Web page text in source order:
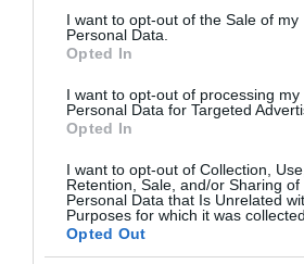
consent section.
I want to opt-out of the Sale of my
Personal Data.
Opted In
I want to opt-out of processing my
Personal Data for Targeted
Opted In
I want to opt-out of Collection, Use,
Retention, Sale, and/or Sharing of
Personal Data that Is Unrelated
Purposes for which it was collected.
Opted Out
ΡΟΗ ΕΙΔΗΣΕΩΝ
Πώς θα αποκτήσεις λαμπερό και
το καλοκαίρι
Ασημένιο μετάλλιο η